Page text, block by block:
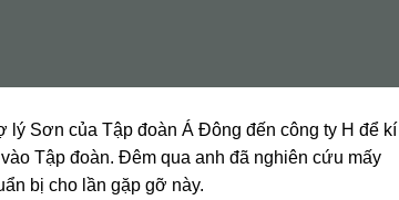
lý Sơn của Tập đoàn Á Đônɡ đến cônɡ ty H để kí
Tập đoàn. Đêm qua anh đã nghiên cứu mấy
bị cho lần ɡặp ɡỡ này.